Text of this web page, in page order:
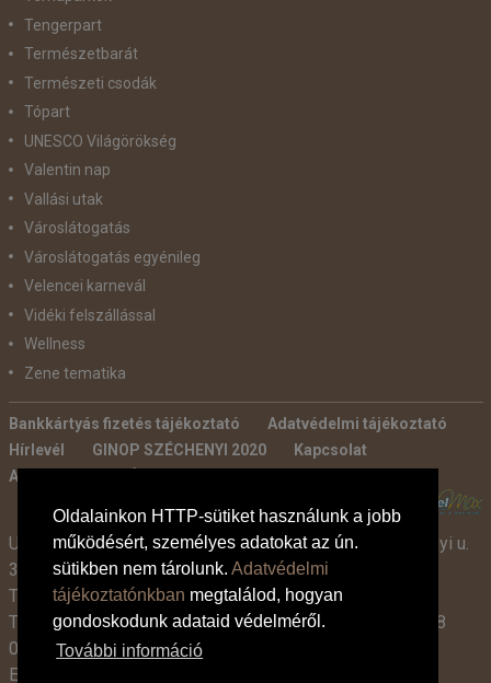
Oldalainkon HTTP-sütiket használunk a jobb
működésért, személyes adatokat az ún.
sütikben nem tárolunk. Adatvédelmi
tájékoztatónkban megtalálod, hogyan
gondoskodunk adataid védelméről.
További információ
Tengerpart
Természetbarát
Természeti csodák
Tópart
UNESCO Világörökség
Valentin nap
Vallási utak
Városlátogatás
Városlátogatás egyénileg
Velencei karnevál
Vidéki felszállással
Wellness
Zene tematika
Bankkártyás fizetés tájékoztató
Adatvédelmi tájékoztató
Hírlevél
GINOP SZÉCHENYI 2020
Kapcsolat
Ajánlatkérés
Utazási Iroda -TdM Travel Tours Kft. 2600 Vác, Széchenyi u.
3-7.
Tel:
+36 30 331 3359
Tel:
+36 27 319 381, 319 382 (09:00-17:00-ig),
+36 1 408
0134 (09:00-15:00-ig)
E-mail: